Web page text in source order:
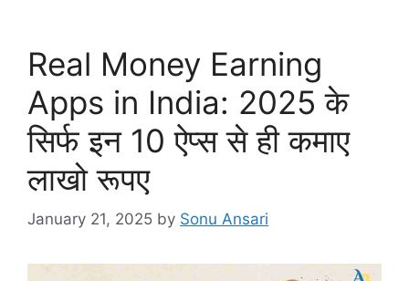
Real Money Earning
Apps in India: 2025 के
सिर्फ इन 10 ऐप्स से ही कमाए
लाखो रूपए
January 21, 2025 by Sonu Ansari